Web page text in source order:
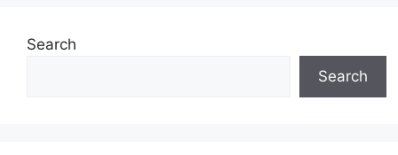
Search
Search